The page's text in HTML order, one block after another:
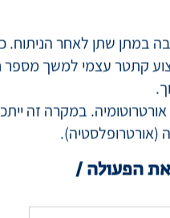
ההיצרות.
במתן שתן לאחר הניתוח.
קתטר עצמי למשך מספר
במקרה זה ייתכן
(אורטרופלסטיה).